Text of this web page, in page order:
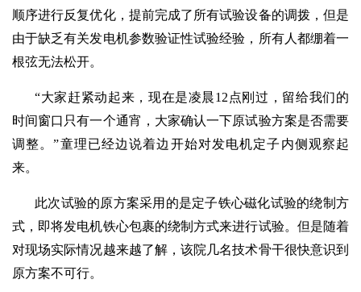
顺序进行反复优化，提前完成了所有试验设备的调拨，但是
由于缺乏有关发电机参数验证性试验经验，所有人都绷着一
根弦无法松开。
“大家赶紧动起来，现在是凌晨12点刚过，留给我们的
时间窗口只有一个通宵，大家确认一下原试验方案是否需要
调整。”童理已经边说着边开始对发电机定子内侧观察起
来。
此次试验的原方案采用的是定子铁心磁化试验的绕制方
式，即将发电机铁心包裹的绕制方式来进行试验。但是随着
对现场实际情况越来越了解，该院几名技术骨干很快意识到
原方案不可行。